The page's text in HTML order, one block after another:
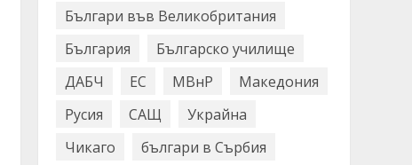
Българи във Великобритания
България
Българско училище
ДАБЧ
ЕС МВнР
Македония
Русия
САЩ
Украйна
Чикаго
българи в Сърбия